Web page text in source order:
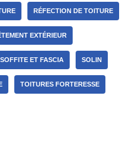
RÉFECTION DE TOITURE
EXTÉRIEUR
SOFFITE ET FASCIA SOLIN
TOITURES FORTERESSE